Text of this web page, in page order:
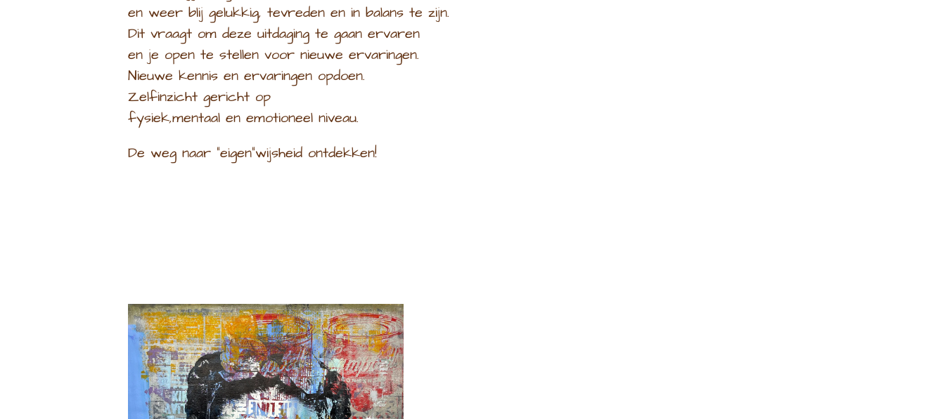
en weer blij gelukkig, tevreden en in balans te zijn.
Dit vraagt om deze uitdaging te gaan ervaren
en je open te stellen voor nieuwe ervaringen.
Nieuwe kennis en ervaringen opdoen.
Zelfinzicht gericht op
fysiek,mentaal en emotioneel niveau.
De weg naar "eigen"wijsheid ontdekken!